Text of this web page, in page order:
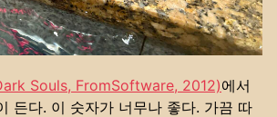
Souls, FromSoftware, 2012)에서
든다. 이 숫자가 너무나 좋다. 가끔 따